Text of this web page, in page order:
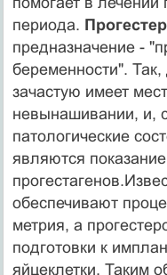
периода.
предназначение -
беременности".
зачастую имеет
невынашивании, и,
патологические
являются
обеспечивают
метрия, а
подготовки к
яйцеклетки. Таким